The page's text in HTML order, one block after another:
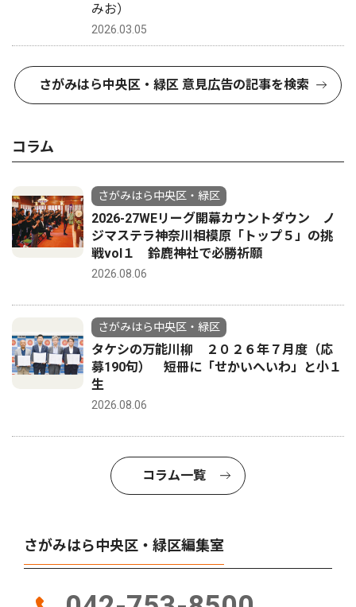
みお）
2026.03.05
さがみはら中央区・緑区 意見広告の記事を検索
コラム
さがみはら中央区・緑区
2026-27WEリーグ開幕カウントダウン ノ
ジマステラ神奈川相模原「トップ５」の挑
戦vol１ 鈴鹿神社で必勝祈願
2026.08.06
さがみはら中央区・緑区
タケシの万能川柳 ２０２６年７月度（応
募190句） 短冊に「せかいへいわ」と小１
生
2026.08.06
コラム一覧
さがみはら中央区・緑区編集室